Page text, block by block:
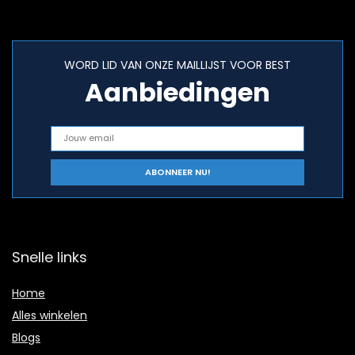
WORD LID VAN ONZE MAILLIJST VOOR BEST
Aanbiedingen
Snelle links
Home
Alles winkelen
Blogs